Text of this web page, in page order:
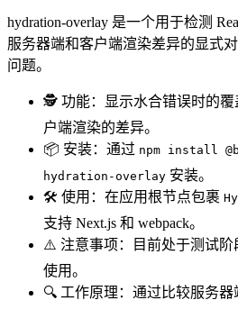
hydration-overlay 是一个用于检测
服务器端和客户端渲染差异的显式
问题。
🕵️ 功能：显示水合错误时的覆
户端渲染的差异。
📦 安装：通过 npm install
hydration-overlay 安装。
🛠️ 使用：在应用根节点包裹
支持 Next.js 和 webpack。
⚠️ 注意事项：目前处于测试阶
使用。
🔍 工作原理：通过比较服务